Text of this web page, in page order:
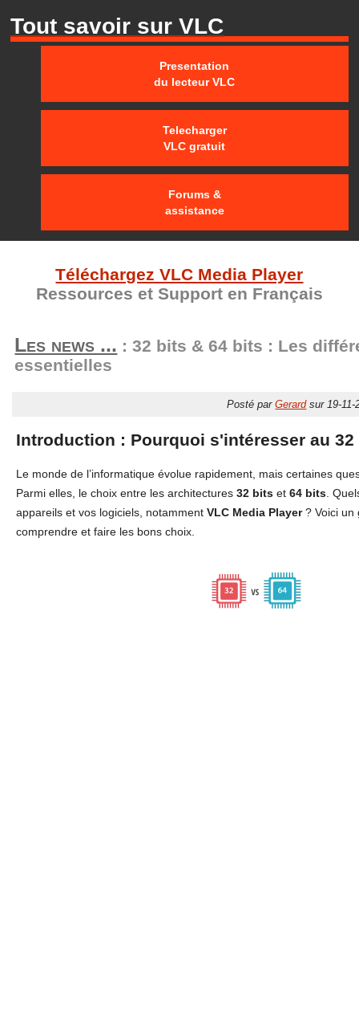
Tout savoir sur VLC
Presentation
du lecteur VLC
Telecharger
VLC gratuit
Forums &
assistance
Téléchargez VLC Media Player
Ressources et Support en Français
Les news ... : 32 bits & 64 bits : Les
essentielles
Posté parGerard sur 19-11-
Introduction : Pourquoi s'intéresser au
Le monde de l’informatique évolue rapidement, mais certaines
Parmi elles, le choix entre les architectures32 bits et 64 bits .
appareils et vos logiciels, notammentVLC Media Player? Voici un
comprendre et faire les bons choix.